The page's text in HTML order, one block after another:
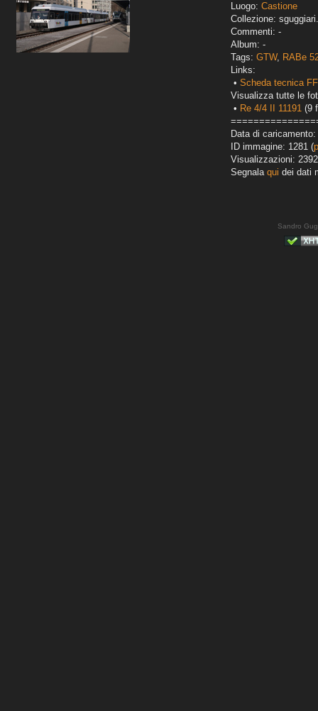
Luogo: Castione
Collezione:
Commenti: -
Album: -
Tags: GTW, RABe
Links:
• Scheda tecnica
Visualizza tutte le
• Re 4/4 II 11191 (9
Data di caricamento:
ID immagine: 1281 (
Visualizzazioni: 2392
Segnala qui dei dati
Sandro